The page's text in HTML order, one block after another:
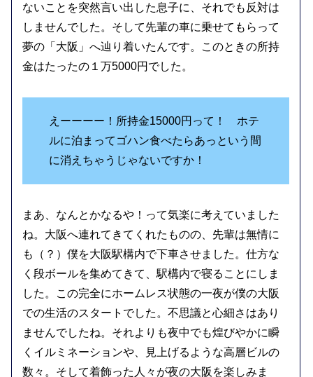
ないことを突然言い出した息子に、それでも反対は
しませんでした。そして先輩の車に乗せてもらって
夢の「大阪」へ辿り着いたんです。このときの所持
金はたったの１万5000円でした。
えーーーー！所持金15000円って！ ホテ
ルに泊まってゴハン食べたらあっという間
に消えちゃうじゃないですか！
まあ、なんとかなるや！って気楽に考えていました
ね。大阪へ連れてきてくれたものの、先輩は無情に
も（？）僕を大阪駅構内で下車させました。仕方な
く段ボールを集めてきて、駅構内で寝ることにしま
した。この完全にホームレス状態の一夜が僕の大阪
での生活のスタートでした。不思議と心細さはあり
ませんでしたね。それよりも夜中でも煌びやかに瞬
くイルミネーションや、見上げるような高層ビルの
数々。そして着飾った人々が夜の大阪を楽しみま